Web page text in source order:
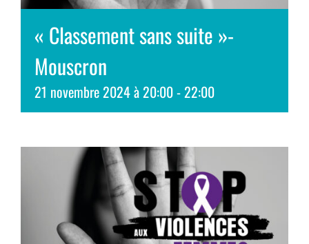
« Classement sans suite »-
Mouscron
21 novembre 2024 à 20:00-22:00